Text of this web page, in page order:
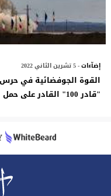
إضآءات- 5 تشرين الثاني 2022
القوة الجوفضائية في حرس
"قادر 100" القادر على حمل الأقمار الصناعية بنجاح.